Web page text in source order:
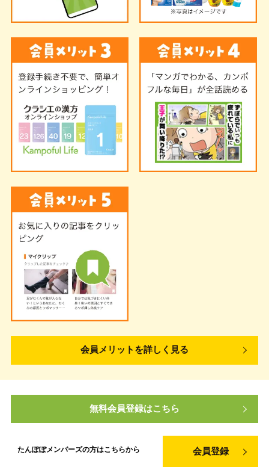
会員メリットを詳しく見る
無料会員登録はこちら
たんぽぽメンバーズの方はこちらから 会員登録